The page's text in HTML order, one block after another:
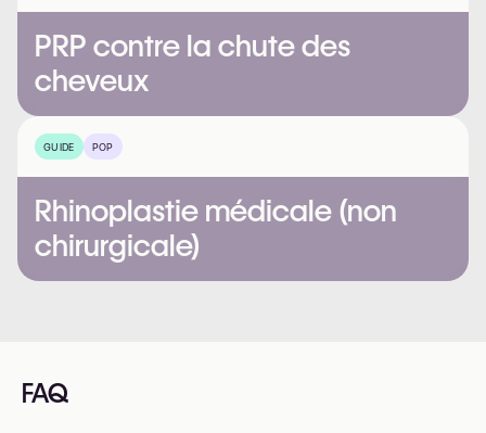
PRP contre la chute des
cheveux
GUIDE POP
Rhinoplastie médicale (non
chirurgicale)
FAQ